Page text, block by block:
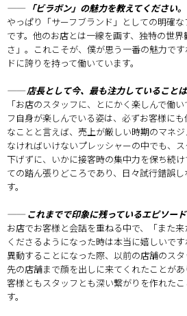
── 「ビラボン」の魅力を教えてください。
やっぱり「サーフブランド」としての明確
です。他のお店とは一線を画す、独特の世
さ」。これこそが、僕が思う一番の魅力で
ドに誇りを持って働いています。
── 店長として今、最も注力していること
「お店のスタッフに、とにかく楽しんで働
フ自身が楽しんでいる姿は、必ずお客様に
なことと言えば、売上が厳しい時期のマネ
なければいけないプレッシャーの中でも、
下げずに、いかに接客時の集中力を保ち続
ての踏ん張りどころであり、日々試行錯誤
す。
── これまでで印象に残っているエピソード
お店でお客様と会話を重ねる中で、「また
くださるようになった時は本当に嬉しいで
異動することになった際、以前の店舗のス
先の店舗まで顔を出しに来てくれたことが
客様ともスタッフとも深い繋がりを作れた
す。